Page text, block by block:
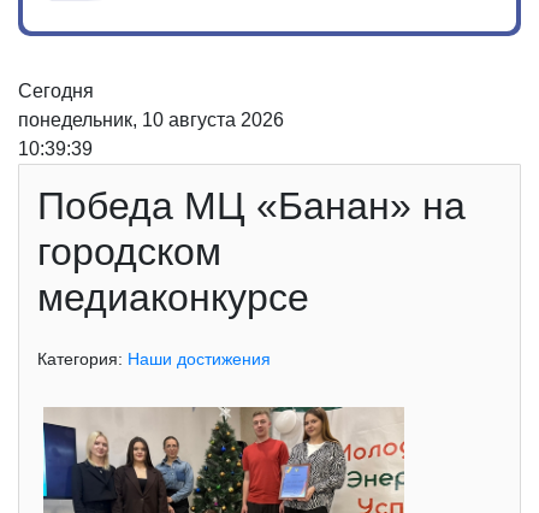
Сегодня
понедельник, 10 августа 2026
10:39:39
Победа МЦ «Банан» на
городском
медиаконкурсе
Категория: Наши достижения